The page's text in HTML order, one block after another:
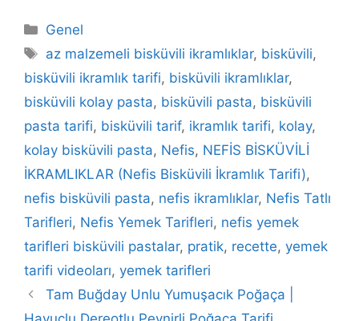
Kategoriler
Genel
Etiketler
az malzemeli bisküvili ikramlıklar, bisküvili,
bisküvili ikramlık tarifi, bisküvili ikramlıklar,
bisküvili kolay pasta, bisküvili pasta, bisküvili
pasta tarifi, bisküvili tarif, ikramlık tarifi, kolay,
kolay bisküvili pasta, Nefis, NEFİS BİSKÜVİLİ
İKRAMLIKLAR (Nefis Bisküvili İkramlık Tarifi),
nefis bisküvili pasta, nefis ikramlıklar, Nefis Tatlı
Tarifleri, Nefis Yemek Tarifleri, nefis yemek
tarifleri bisküvili pastalar, pratik, recette, yemek
tarifi videoları, yemek tarifleri
Tam Buğday Unlu Yumuşacık Poğaça |